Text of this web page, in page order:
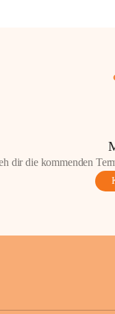
dir die kommenden